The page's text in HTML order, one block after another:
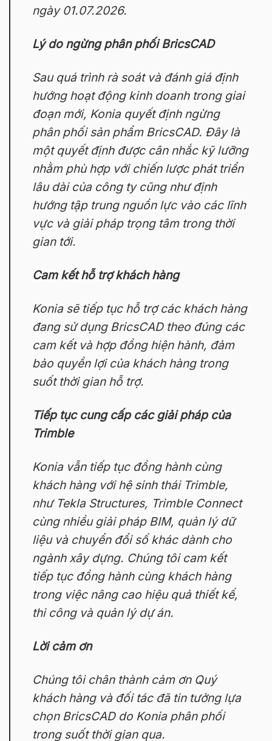
ngày 01.07.2026.
Lý do ngừng phân phối BricsCAD
Sau quá trình rà soát và đánh giá định
hướng hoạt động kinh doanh trong giai
đoạn mới, Konia quyết định ngừng
phân phối sản phẩm BricsCAD. Đây là
một quyết định được cân nhắc kỹ lưỡng
nhằm phù hợp với chiến lược phát triển
lâu dài của công ty cũng như định
hướng tập trung nguồn lực vào các lĩnh
vực và giải pháp trọng tâm trong thời
gian tới.
Cam kết hỗ trợ khách hàng
Konia sẽ tiếp tục hỗ trợ các khách hàng
đang sử dụng BricsCAD theo đúng các
cam kết và hợp đồng hiện hành, đảm
bảo quyền lợi của khách hàng trong
suốt thời gian hỗ trợ.
Tiếp tục cung cấp các giải pháp của
Trimble
Konia vẫn tiếp tục đồng hành cùng
khách hàng với hệ sinh thái Trimble,
như Tekla Structures, Trimble Connect
cùng nhiều giải pháp BIM, quản lý dữ
liệu và chuyển đổi số khác dành cho
ngành xây dựng. Chúng tôi cam kết
tiếp tục đồng hành cùng khách hàng
trong việc nâng cao hiệu quả thiết kế,
thi công và quản lý dự án.
Lời cảm ơn
Chúng tôi chân thành cảm ơn Quý
khách hàng và đối tác đã tin tưởng lựa
chọn BricsCAD do Konia phân phối
trong suốt thời gian qua.